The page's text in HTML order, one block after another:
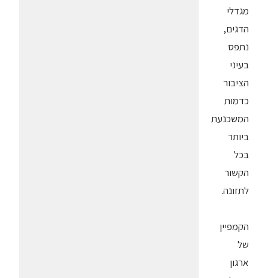
מגדלי
הדגים,
נתפס
בעיני
הציבור
כדמות
המשכנעת
ביותר
בכל
הקשור
לתזונה.
הקמפיין
של
ארגון